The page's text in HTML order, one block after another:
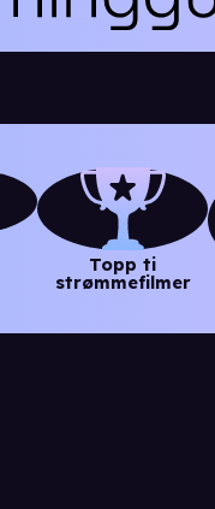
Topp ti
strømmefilmer